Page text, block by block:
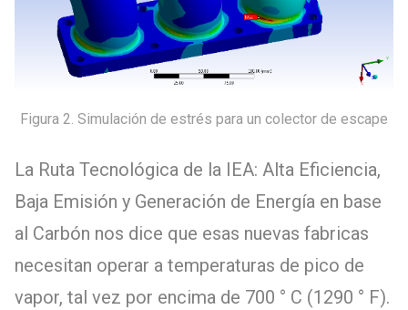
Figura 2. Simulación de estrés para un colector de escape
La Ruta Tecnológica de la IEA: Alta Eficiencia,
Baja Emisión y Generación de Energía en base
al Carbón nos dice que esas nuevas fabricas
necesitan operar a temperaturas de pico de
vapor, tal vez por encima de 700 ° C (1290 ° F).